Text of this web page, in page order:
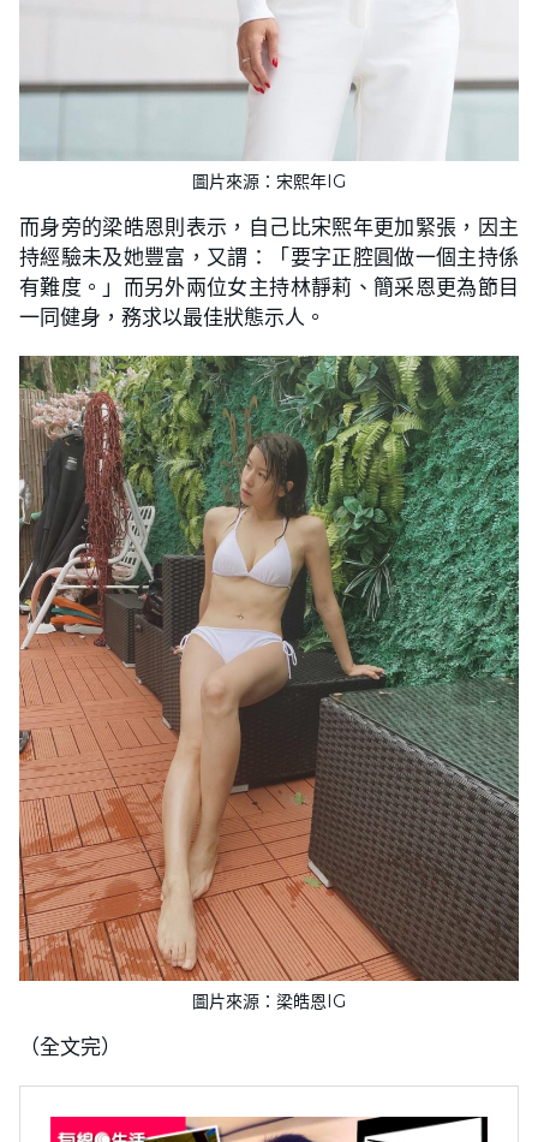
圖片來源：宋熙年IG
而身旁的梁皓恩則表示，自己比宋熙年更加緊張，因主
持經驗未及她豐富，又謂：「要字正腔圓做一個主持係
有難度。」而另外兩位女主持林靜莉、簡采恩更為節目
一同健身，務求以最佳狀態示人。
圖片來源：梁皓恩IG
（全文完）